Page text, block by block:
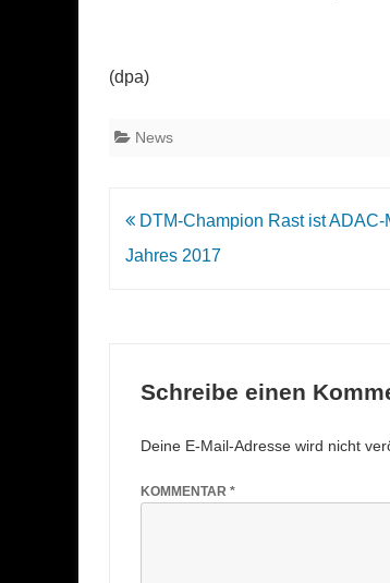
(dpa)
News
Beitrags-
Navigation
DTM-Champion Rast ist
Jahres 2017
Schreibe einen
Deine E-Mail-Adresse wird nicht
KOMMENTAR *